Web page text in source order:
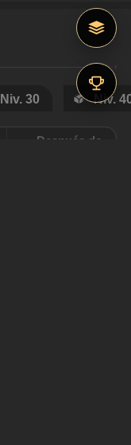
Niv. 30 Niv.
Después de